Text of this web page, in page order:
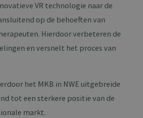
VR technologie naar de
op de behoeften van
Hierdoor verbeteren de
en versnelt het proces van
het MKB in NWE uitgebreide
tot een sterkere positie van de
markt.